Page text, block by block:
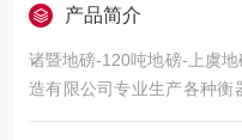
产品简介
诸暨地磅-120吨地磅-上虞
造有限公司专业生产各种衡
秤，电子汽车衡，移动地